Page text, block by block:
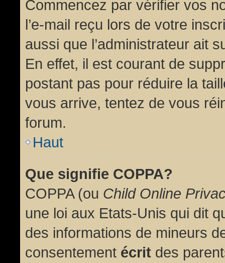
Commencez par vérifier vos
l’e-mail reçu lors de votre
aussi que l’administrateur ait
En effet, il est courant de
postant pas pour réduire la
vous arrive, tentez de vous
forum.
Haut
Que signifie COPPA?
COPPA (ou Child Online
une loi aux Etats-Unis qui dit
des informations de mineurs
consentement écrit des